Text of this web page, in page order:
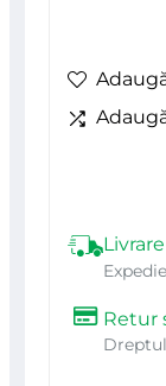
Retur